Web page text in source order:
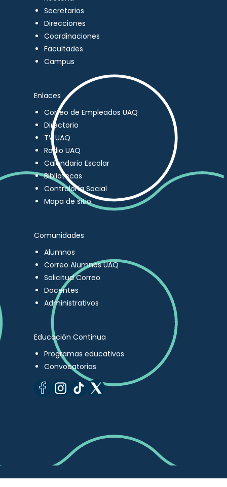
Secretarios
Direcciones
Coordinaciones
Facultades
Campus
Enlaces
Correo de Empleados UAQ
Directorio
TV UAQ
Radio UAQ
Calendario Escolar
Bibliotecas
Contraloría Social
Mapa de sitio
Comunidades
Alumnos
Correo Alumnos UAQ
Solicitud Correo
Docentes
Administrativos
Educación Continua
Programas educativos
Convocatorias